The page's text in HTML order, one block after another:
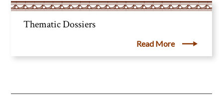
Thematic Dossiers
Read More